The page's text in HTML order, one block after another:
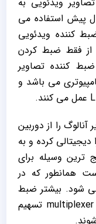
که به عنوان مثال 10 سال پیش استفاده می
کننده ویدئویی
از فقط ضبط کردن
کننده تصاویر
می باشد و
را از دوربین
کرده و به
ترین وسیله برای
همانطور که در
شود. بیشتر ضبط
کننده های تصاویر دیجیتال به همراه multiplexer تسهیم